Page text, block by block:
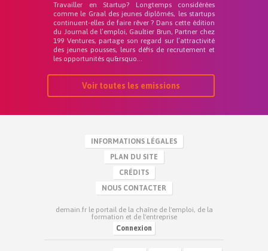
Travailler en Startup? Longtemps considérées
comme le Graal des jeunes diplômés, les startups
continuent-elles de faire rêver ? Dans cette édition
du Journal de l’emploi, Gaultier Brun, Partner chez
199 Ventures, partage son regard sur l’attractivité
des jeunes pousses, leurs défis de recrutement et
les opportunités qu&rsquo...
Voir toutes les emissions
INFORMATIONS LÉGALES
PLAN DU SITE
CRÉDITS
NOUS CONTACTER
demain.fr le portail de la chaîne de l'emploi, de la
formation et de l'entreprise
Connexion